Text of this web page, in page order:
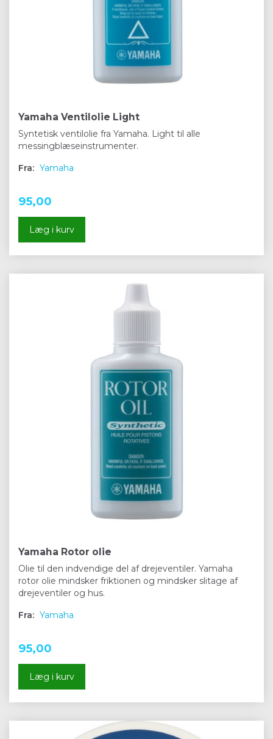
Yamaha Ventilolie Light
Syntetisk ventilolie fra Yamaha. Light til alle
messingblæseinstrumenter.
Fra: Yamaha
95,00
Læg i kurv
Yamaha Rotor olie
Olie til den indvendige del af drejeventiler. Yamaha
rotor olie mindsker friktionen og mindsker slitage af
drejeventiler og hus.
Fra: Yamaha
95,00
Læg i kurv